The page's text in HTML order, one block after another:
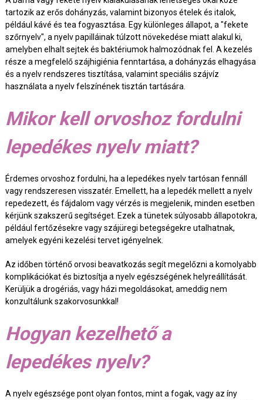
tartozik az erős dohányzás, valamint bizonyos ételek és italok,
például kávé és tea fogyasztása. Egy különleges állapot, a "fekete
szőrnyelv", a nyelv papilláinak túlzott növekedése miatt alakul ki,
amelyben elhalt sejtek és baktériumok halmozódnak fel. A kezelés
része a megfelelő szájhigiénia fenntartása, a dohányzás elhagyása
és a nyelv rendszeres tisztítása, valamint speciális szájvíz
használata a nyelv felszínének tisztán tartására.
Mikor kell orvoshoz fordulni
lepedékes nyelv miatt?
Érdemes orvoshoz fordulni, ha a lepedékes nyelv tartósan fennáll
vagy rendszeresen visszatér. Emellett, ha a lepedék mellett a nyelv
repedezett, és fájdalom vagy vérzés is megjelenik, minden esetben
kérjünk szakszerű segítséget. Ezek a tünetek súlyosabb állapotokra,
például fertőzésekre vagy szájüregi betegségekre utalhatnak,
amelyek egyéni kezelési tervet igényelnek.
Az időben történő orvosi beavatkozás segít megelőzni a komolyabb
komplikációkat és biztosítja a nyelv egészségének helyreállítását.
Kerüljük a drogériás, vagy házi megoldásokat, ameddig nem
konzultálunk szakorvosunkkal!
Hogyan kezelhető a
lepedékes nyelv?
A nyelv egészsége pont olyan fontos, mint a fogak, vagy az íny